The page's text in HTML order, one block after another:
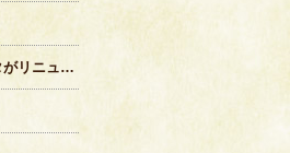
メロンのパンナコッタがリニューアル